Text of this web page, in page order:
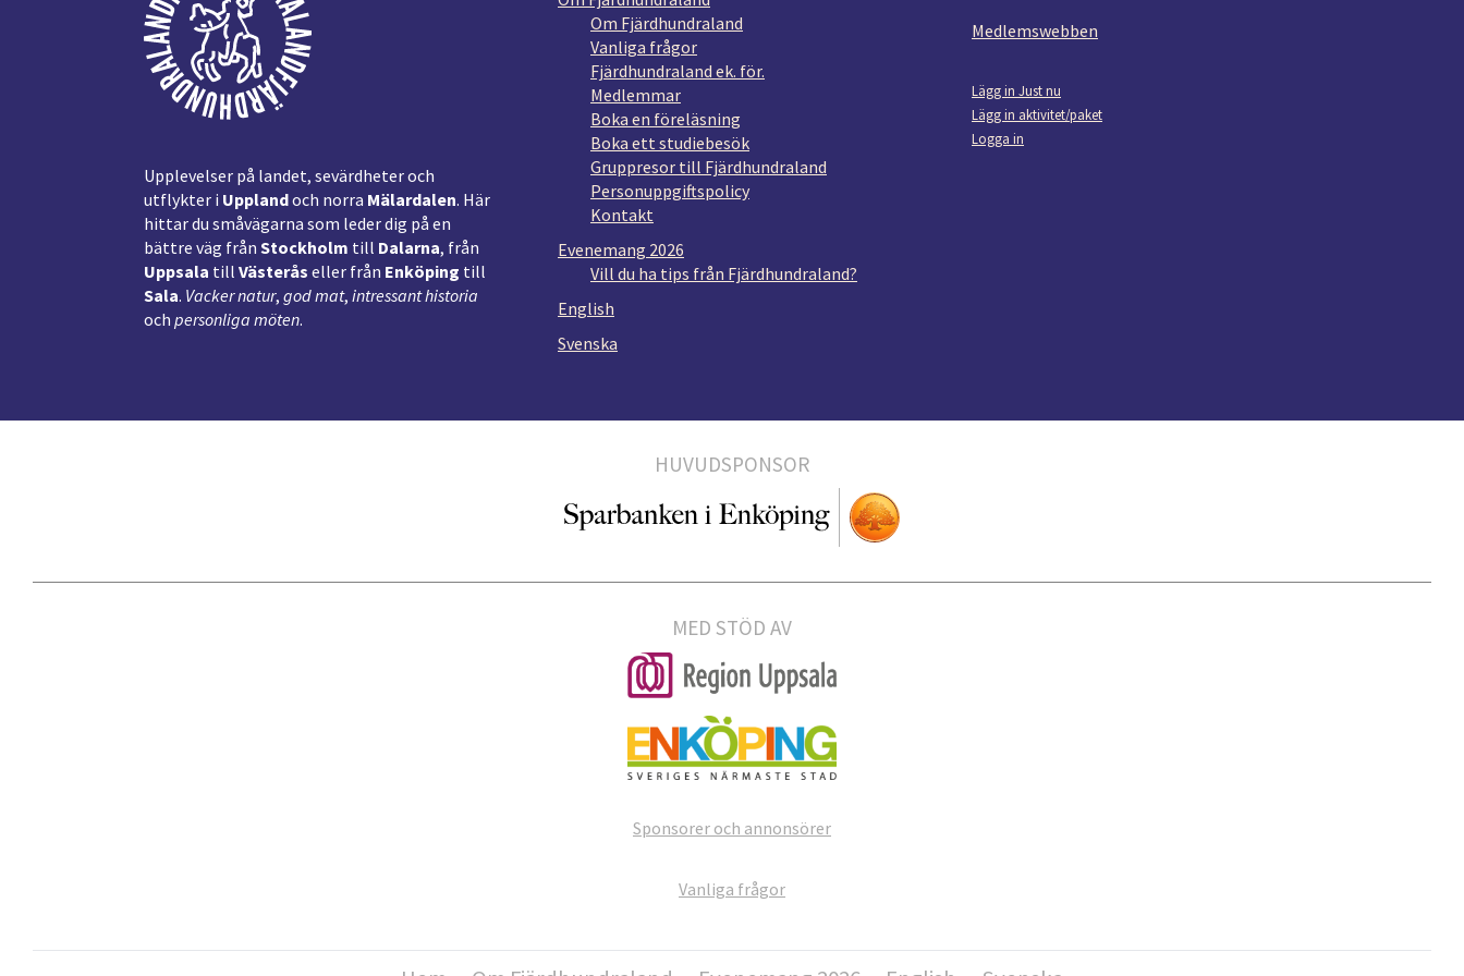
Upplevelser på landet, sevärdheter och
utflykter i Upplandoch norra Mälardalen. Här
hittar du småvägarna som leder dig på en
bättre väg från Stockholm till Dalarna, från
Uppsala till Västerås eller från Enköping till
Sala. Vacker natur, god mat, intressant historia
och personliga möten.
Om Fjärdhundraland
Vanliga frågor
Fjärdhundraland ek. för.
Medlemmar
Boka en föreläsning
Boka ett studiebesök
Gruppresor till Fjärdhundraland
Personuppgiftspolicy
Kontakt
Evenemang 2026
Vill du ha tips från Fjärdhundraland?
English
Svenska
Medlemswebben
Lägg in Just nu
Lägg in aktivitet/paket
Logga in
HUVUDSPONSOR
MED STÖD AV
Sponsorer och annonsörer
Vanliga frågor